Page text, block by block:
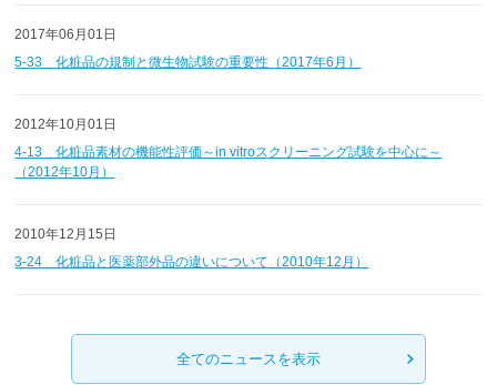
全てのニュースを表示
2017年06月01日
5-33 化粧品の規制と微生物試験の重要性（2017年6月）
2012年10月01日
4-13 化粧品素材の機能性評価～in vitroスクリーニング試験を中心に～
（2012年10月）
2010年12月15日
3-24 化粧品と医薬部外品の違いについて（2010年12月）